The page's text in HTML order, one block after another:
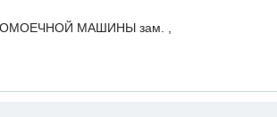
МАШИНЫ зам. ,